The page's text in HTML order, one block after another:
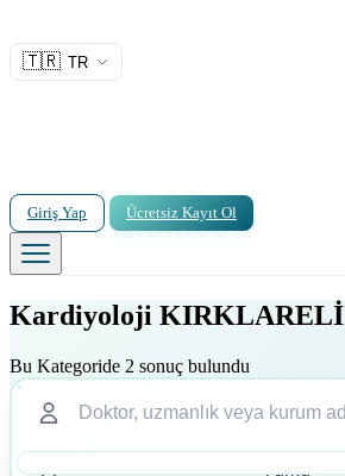
🇹🇷 TR
Giriş Yap Ücretsiz Kayıt Ol
Kardiyoloji KIRKLARELİ
Bu Kategoride 2 sonuç bulundu